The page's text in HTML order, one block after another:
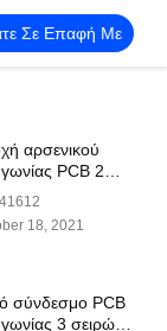
Σε Επαφή Με
αρσενικού
PCB 2
DIN41612
18, 2021
σύνδεσμο PCB
3 σειρών